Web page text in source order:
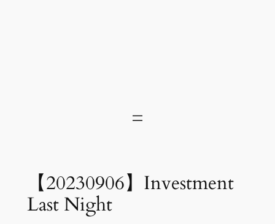
【20230906】Investment
Last Night